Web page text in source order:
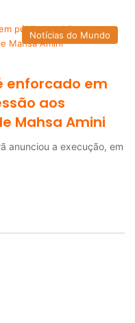
Notícias do Mundo
enforcado em
aos
Mahsa Amini
anunciou a execução, em